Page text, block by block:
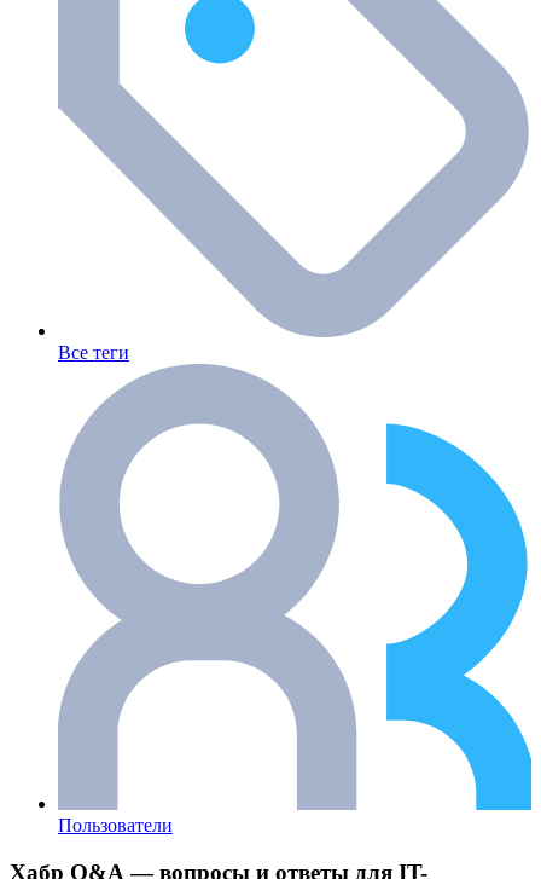
Все теги
Пользователи
Хабр Q&A — вопросы и ответы для IT-